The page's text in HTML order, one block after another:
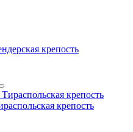
крепость
крепость